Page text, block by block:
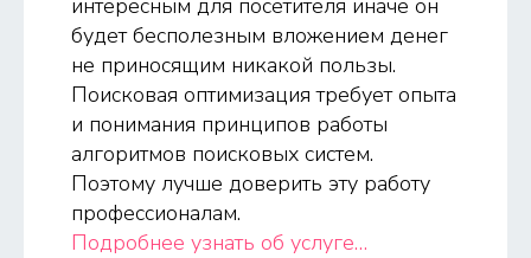
интересным для посетителя иначе он
будет бесполезным вложением денег
не приносящим никакой пользы.
Поисковая оптимизация требует опыта
и понимания принципов работы
алгоритмов поисковых систем.
Поэтому лучше доверить эту работу
профессионалам.
Подробнее узнать об услуге…